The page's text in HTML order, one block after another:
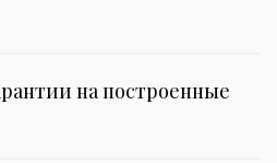
на построенные